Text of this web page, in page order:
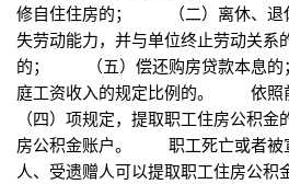
修自住住房的； （二）离休、
失劳动能力，并与单位终止劳动
的； （五）偿还购房贷款本息
庭工资收入的规定比例的。 依照前
（四）项规定，提取职工住房公积
房公积金账户。 职工死亡或者被
人、受遗赠人可以提取职工住房公积